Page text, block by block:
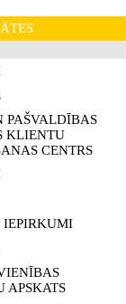
PAŠVALDĪBAS
KLIENTU
CENTRS
IEPIRKUMI
APSKATS